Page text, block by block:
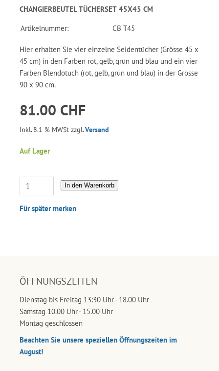
CHANGIERBEUTEL TÜCHERSET 45X45 CM
Artikelnummer: CB T45
Hier erhalten Sie vier einzelne Seidentücher (Grösse 45 x
45 cm) in den Farben rot, gelb, grün und blau und ein vier
Farben Blendotuch (rot, gelb, grün und blau) in der Grösse
90 x 90 cm.
81.00 CHF
Inkl. 8.1 % MWSt zzgl.Versand
Auf Lager
In den Warenkorb
Für später merken
ÖFFNUNGSZEITEN
Dienstag bis Freitag 13:30 Uhr - 18.00 Uhr
Samstag 10.00 Uhr - 15.00 Uhr
Montag geschlossen
Beachten Sie unsere speziellen Öffnungszeiten im
August!